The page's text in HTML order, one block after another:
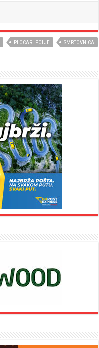
PLOCARI POLJE SMRTOVNICA